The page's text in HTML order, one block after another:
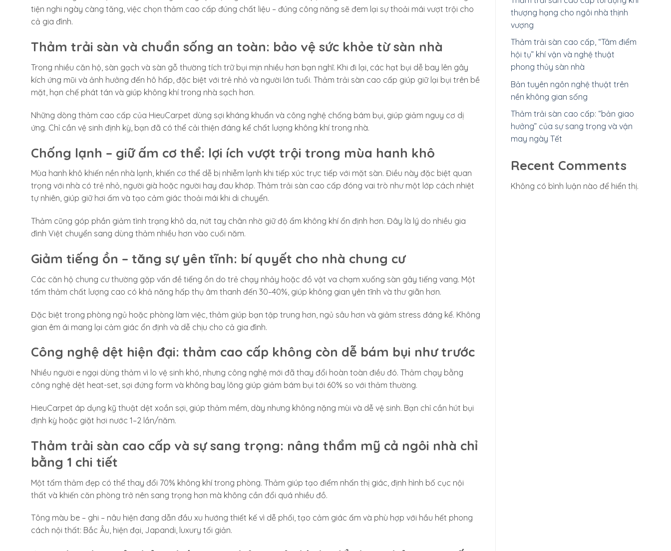
tiện nghi ngày càng tăng, việc chọn thảm cao cấp đúng chất liệu – đúng công năng sẽ đem lại sự thoải mái vượt trội cho
cả gia đình.
Thảm trải sàn và chuẩn sống an toàn: bảo vệ sức khỏe từ sàn nhà
Trong nhiều căn hộ, sàn gạch và sàn gỗ thường tích trữ bụi mịn nhiều hơn bạn nghĩ. Khi đi lại, các hạt bụi dễ bay lên gây
kích ứng mũi và ảnh hưởng đến hô hấp, đặc biệt với trẻ nhỏ và người lớn tuổi. Thảm trải sàn cao cấp giúp giữ lại bụi trên bề
mặt, hạn chế phát tán và giúp không khí trong nhà sạch hơn.
Những dòng thảm cao cấp của HieuCarpet dùng sợi kháng khuẩn và công nghệ chống bám bụi, giúp giảm nguy cơ dị
ứng. Chỉ cần vệ sinh định kỳ, bạn đã có thể cải thiện đáng kể chất lượng không khí trong nhà.
Chống lạnh – giữ ấm cơ thể: lợi ích vượt trội trong mùa hanh khô
Mùa hanh khô khiến nền nhà lạnh, khiến cơ thể dễ bị nhiễm lạnh khi tiếp xúc trực tiếp với mặt sàn. Điều này đặc biệt quan
trọng với nhà có trẻ nhỏ, người già hoặc người hay đau khớp. Thảm trải sàn cao cấp đóng vai trò như một lớp cách nhiệt
tự nhiên, giúp giữ hơi ấm và tạo cảm giác thoải mái khi di chuyển.
Thảm cũng góp phần giảm tình trạng khô da, nứt tay chân nhờ giữ độ ẩm không khí ổn định hơn. Đây là lý do nhiều gia
đình Việt chuyển sang dùng thảm nhiều hơn vào cuối năm.
Giảm tiếng ồn – tăng sự yên tĩnh: bí quyết cho nhà chung cư
Các căn hộ chung cư thường gặp vấn đề tiếng ồn do trẻ chạy nhảy hoặc đồ vật va chạm xuống sàn gây tiếng vang. Một
tấm thảm chất lượng cao có khả năng hấp thụ âm thanh đến 30–40%, giúp không gian yên tĩnh và thư giãn hơn.
Đặc biệt trong phòng ngủ hoặc phòng làm việc, thảm giúp bạn tập trung hơn, ngủ sâu hơn và giảm stress đáng kể. Không
gian êm ái mang lại cảm giác ổn định và dễ chịu cho cả gia đình.
Công nghệ dệt hiện đại: thảm cao cấp không còn dễ bám bụi như trước
Nhiều người e ngại dùng thảm vì lo vệ sinh khó, nhưng công nghệ mới đã thay đổi hoàn toàn điều đó. Thảm chạy bằng
công nghệ dệt heat-set, sợi đứng form và không bay lông giúp giảm bám bụi tới 60% so với thảm thường.
HieuCarpet áp dụng kỹ thuật dệt xoắn sợi, giúp thảm mềm, dày nhưng không nặng mùi và dễ vệ sinh. Bạn chỉ cần hút bụi
định kỳ hoặc giặt hơi nước 1–2 lần/năm.
Thảm trải sàn cao cấp và sự sang trọng: nâng thẩm mỹ cả ngôi nhà chỉ
bằng 1 chi tiết
Một tấm thảm đẹp có thể thay đổi 70% không khí trong phòng. Thảm giúp tạo điểm nhấn thị giác, định hình bố cục nội
thất và khiến căn phòng trở nên sang trọng hơn mà không cần đổi quá nhiều đồ.
Tông màu be – ghi – nâu hiện đang dẫn đầu xu hướng thiết kế vì dễ phối, tạo cảm giác ấm và phù hợp với hầu hết phong
cách nội thất: Bắc Âu, hiện đại, Japandi, luxury tối giản.
thượng hạng cho ngôi nhà thịnh
vượng
Thảm trải sàn cao cấp, “Tâm điểm
hội tụ” khí vận và nghệ thuật
phong thủy sàn nhà
Bản tuyên ngôn nghệ thuật trên
nền không gian sống
Thảm trải sàn cao cấp: “bản giao
hưởng” của sự sang trọng và vận
may ngày Tết
Recent Comments
Không có bình luận nào để hiển thị.